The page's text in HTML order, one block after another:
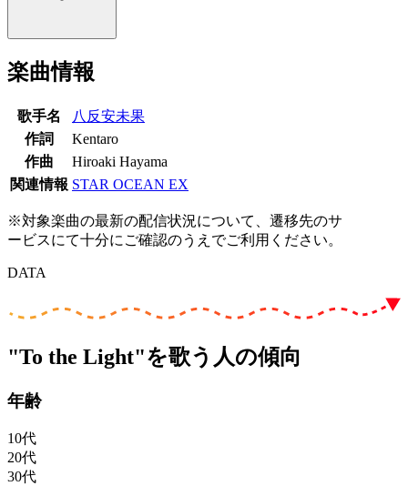
楽曲情報
歌手名
八反安未果
作詞
Kentaro
作曲
Hiroaki Hayama
関連情報 STAR OCEAN EX
※対象楽曲の最新の配信状況について、遷移先のサ
ービスにて十分にご確認のうえでご利用ください。
DATA
"To the Light"を歌う人の傾向
年齢
10代
20代
30代